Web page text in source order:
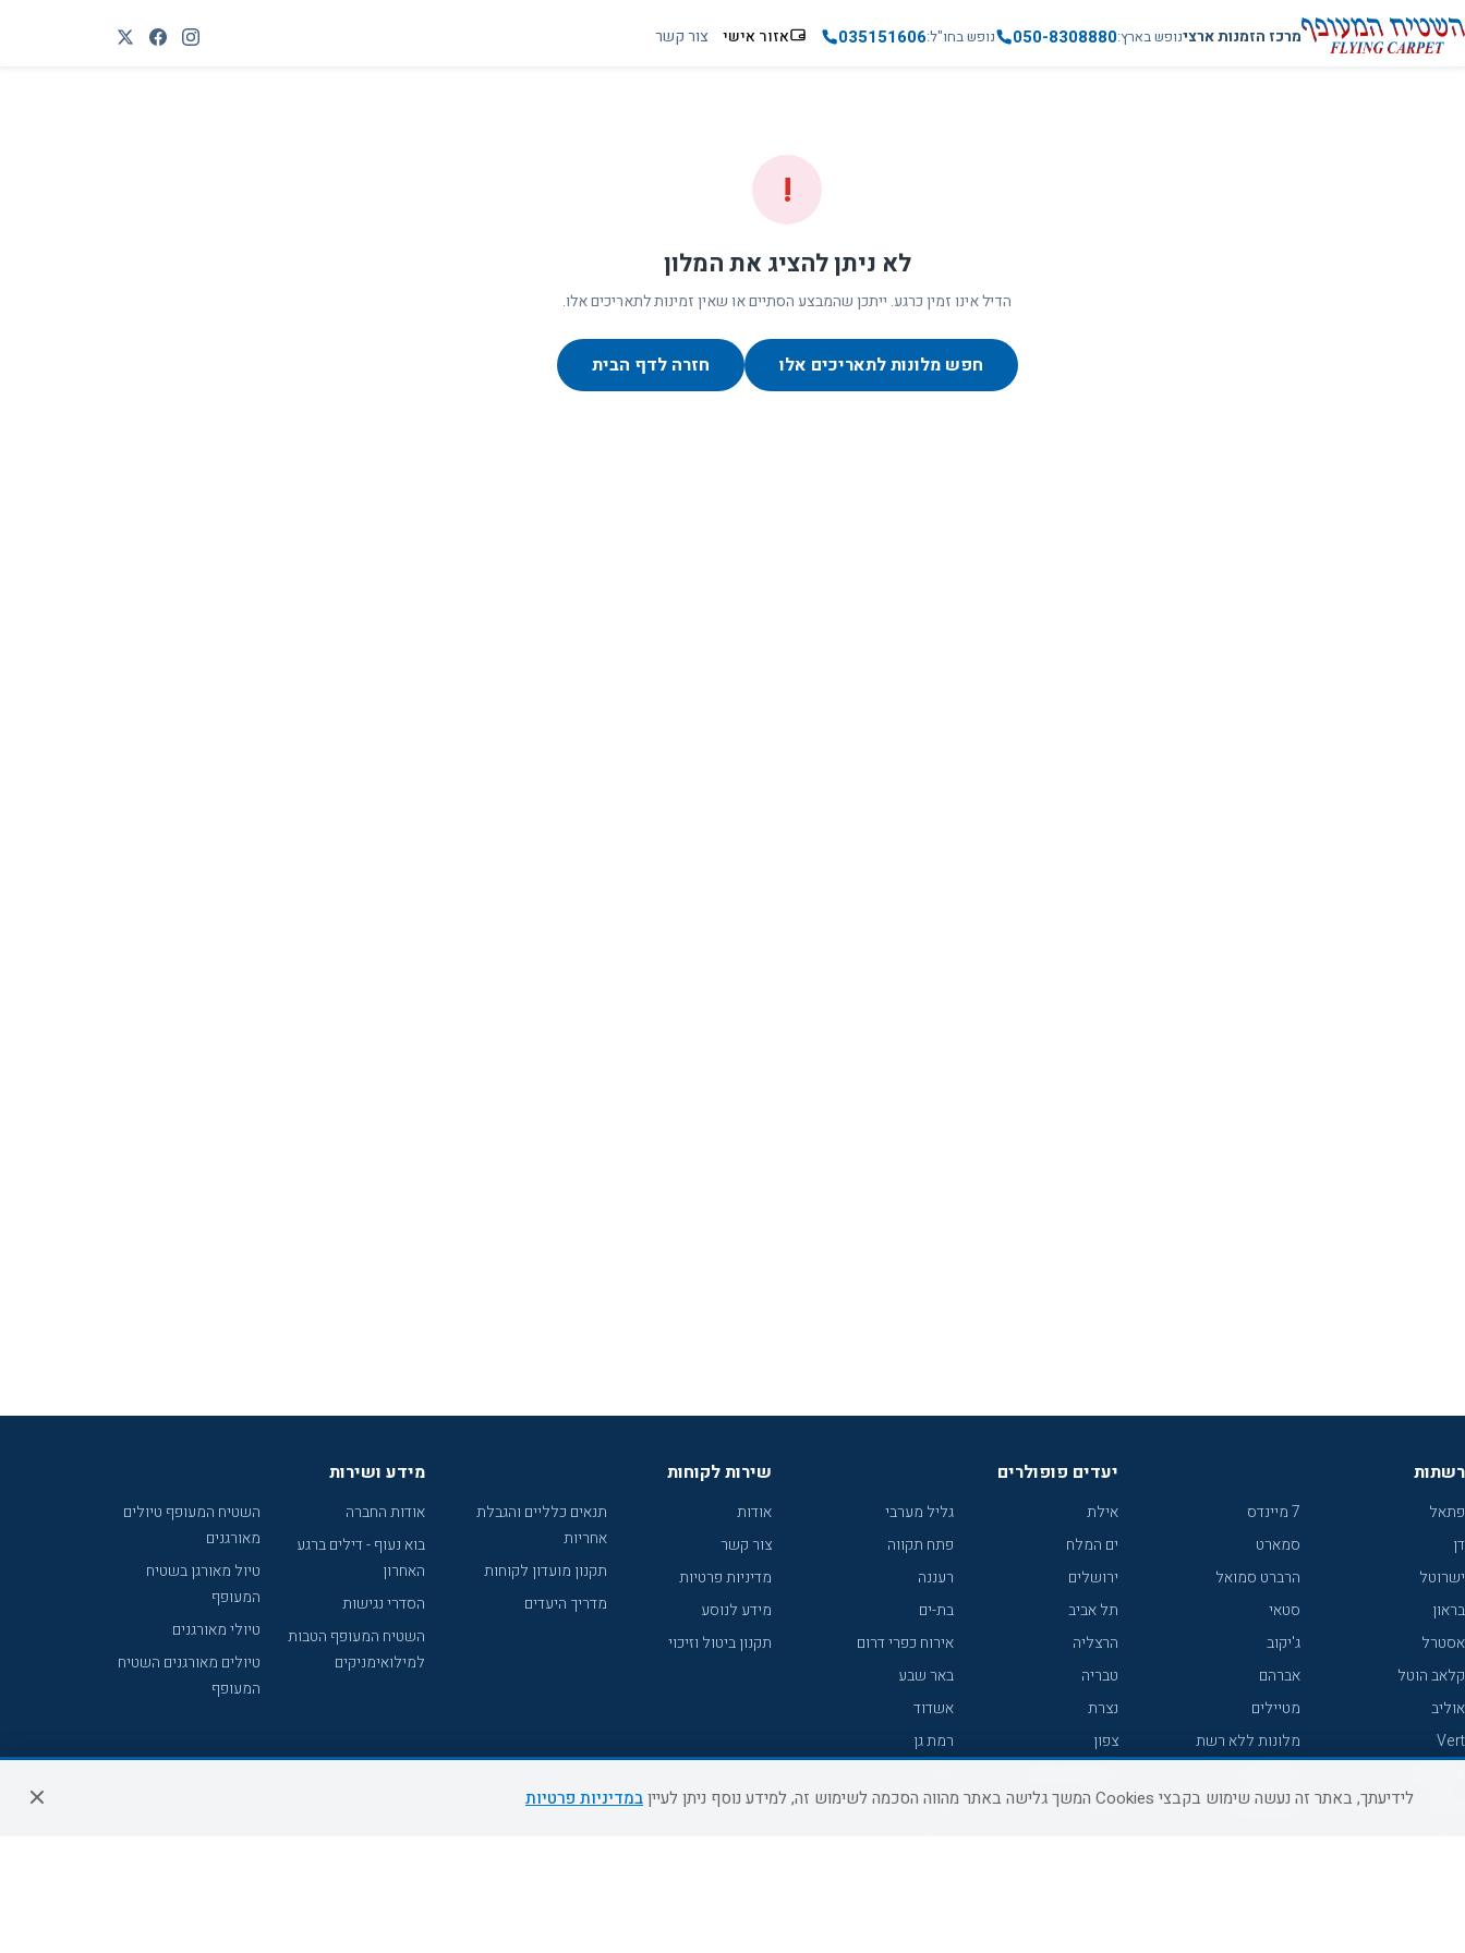
מרכז הזמנות ארצינופש בארץ050-8308880 נופש בחו"ל035151606 אזור אישי צור קשר
!
לא ניתן להציג את המלון
הדיל אינו זמין כרגע. ייתכן שהמבצע הסתיים או שאין זמינות לתאריכים אלו.
חפש מלונות לתאריכים אלו חזרה לדף הבית
רשתות
פתאל
דן
ישרוטל
בראון
אסטרל
קלאב הוטל
אוליב
Vert
7 מיינדס
סמארט
הרברט סמואל
סטאי
ג'יקוב
אברהם
מטיילים
מלונות ללא רשת
קראון פלאזה
יעדים פופולרים
אילת
ים המלח
ירושלים
תל אביב
הרצליה
טבריה
נצרת
צפון
נתניה
גליל מערבי
פתח תקווה
רעננה
בת-ים
אירוח כפרי דרום
באר שבע
אשדוד
רמת גן
עכו
שירות לקוחות
אודות
צור קשר
מדיניות פרטיות
מידע לנוסע
תקנון ביטול וזיכוי
תנאים כלליים והגבלת
אחריות
תקנון מועדון לקוחות
מדריך היעדים
מידע ושירות
אודות החברה
בוא נעוף - דילים ברגע
האחרון
הסדרי נגישות
השטיח המעופף הטבות
למילואימניקים
השטיח המעופף טיולים
מאורגנים
טיול מאורגן בשטיח
המעופף
טיולי מאורגנים
טיולים מאורגנים השטיח
המעופף
לידיעתך, באתר זה נעשה שימוש בקבצי Cookies המשך גלישה באתר מהווה הסכמה לשימוש זה, למידע נוסף ניתן לעיין במדיניות פרטיות